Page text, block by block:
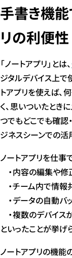
手書き機能
リの利便性
「ノートアプリ」とは、
ジタルデバイス上で
トアプリを使えば、
く、思いついたとき
つでもどこでも確認
ジネスシーンでの活
ノートアプリを仕事
・内容の編集や修
・チーム内で情報
・データの自動バ
・複数のデバイス
といったことが挙げ
ノートアプリの機能